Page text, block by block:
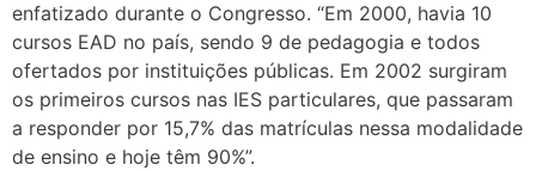
enfatizado durante o Congresso. “Em 2000, havia 10
cursos EAD no país, sendo 9 de pedagogia e todos
ofertados por instituições públicas. Em 2002 surgiram
os primeiros cursos nas IES particulares, que passaram
a responder por 15,7% das matrículas nessa modalidade
de ensino e hoje têm 90%”.